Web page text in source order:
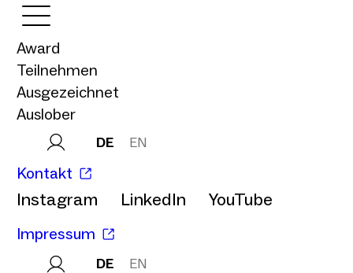
Award
Teilnehmen
Ausgezeichnet
Auslober
DE EN
Kontakt
Instagram LinkedIn YouTube
Impressum
DE EN